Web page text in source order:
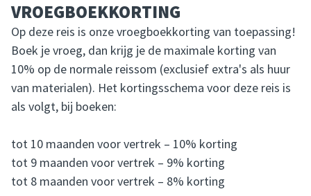
VROEGBOEKKORTING
Op deze reis is onze vroegboekkorting van toepassing!
Boek je vroeg, dan krijg je de maximale korting van
10% op de normale reissom (exclusief extra's als huur
van materialen). Het kortingsschema voor deze reis is
als volgt, bij boeken:
tot 10 maanden voor vertrek – 10% korting
tot 9 maanden voor vertrek – 9% korting
tot 8 maanden voor vertrek – 8% korting